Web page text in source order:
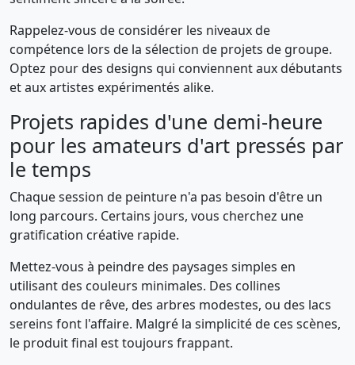
Rappelez-vous de considérer les niveaux de
compétence lors de la sélection de projets de groupe.
Optez pour des designs qui conviennent aux débutants
et aux artistes expérimentés alike.
Projets rapides d'une demi-heure
pour les amateurs d'art pressés par
le temps
Chaque session de peinture n'a pas besoin d'être un
long parcours. Certains jours, vous cherchez une
gratification créative rapide.
Mettez-vous à peindre des paysages simples en
utilisant des couleurs minimales. Des collines
ondulantes de rêve, des arbres modestes, ou des lacs
sereins font l'affaire. Malgré la simplicité de ces scènes,
le produit final est toujours frappant.